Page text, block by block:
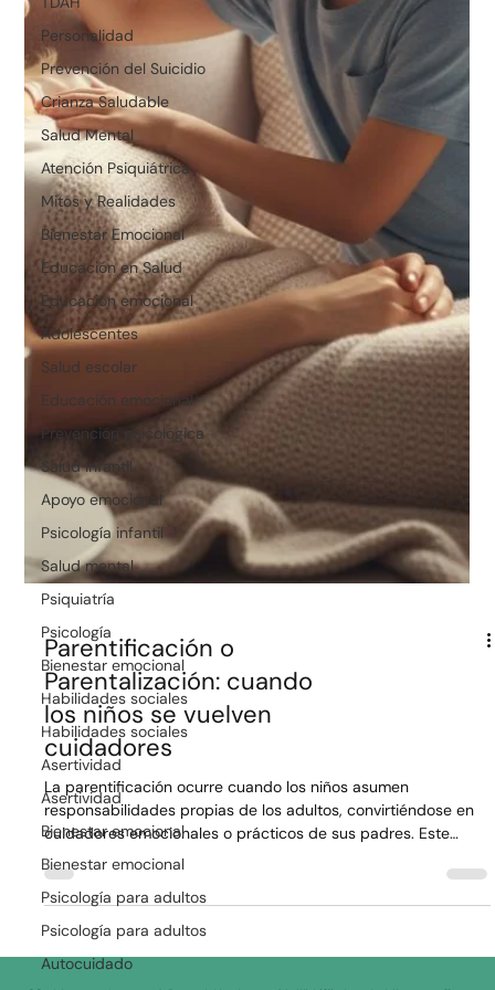
Personalidad
Prevención del Suicidio
Crianza Saludable
Salud Mental
Atención Psiquiátrica
Mitos y Realidades
Bienestar Emocional
Educación en Salud
Educación emocional
Adolescentes
Salud escolar
Educación emocional
Prevención psicológica
Salud infantil
Apoyo emocional
Psicología infantil
Salud mental
Psiquiatría
Psicología
Bienestar emocional
Habilidades sociales
Habilidades sociales
Asertividad
Asertividad
Bienestar emocional
Bienestar emocional
Psicología para adultos
Psicología para adultos
Autocuidado
Parentificación o
Parentalización: cuando
los niños se vuelven
cuidadores
La parentificación ocurre cuando los niños asumen
responsabilidades propias de los adultos, convirtiéndose en
artículo explica cómo reconocer las señales de alerta, las
consecuencias que puede tener en su desarrollo emocional y
equilibrada.